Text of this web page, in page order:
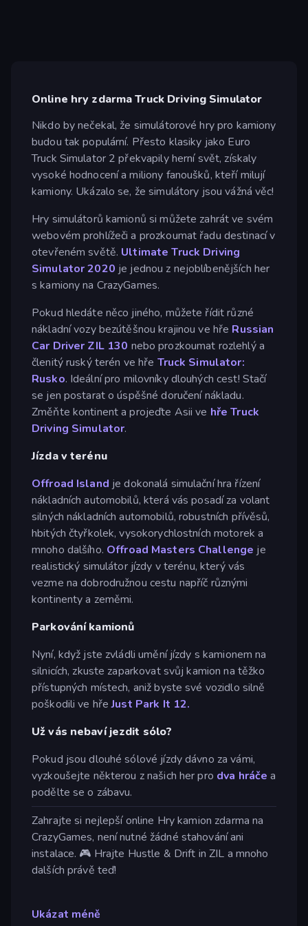
Online hry zdarma Truck Driving Simulator
Nikdo by nečekal, že simulátorové hry pro kamiony
budou tak populární. Přesto klasiky jako Euro
Truck Simulator 2 překvapily herní svět, získaly
vysoké hodnocení a miliony fanoušků, kteří milují
kamiony. Ukázalo se, že simulátory jsou vážná věc!
Hry simulátorů kamionů si můžete zahrát ve svém
webovém prohlížeči a prozkoumat řadu destinací v
otevřeném světě. Ultimate Truck Driving
Simulator 2020 je jednou z nejoblíbenějších her
s kamiony na CrazyGames.
Pokud hledáte něco jiného, můžete řídit různé
nákladní vozy bezútěšnou krajinou ve hře Russian
Car Driver ZIL 130 nebo prozkoumat rozlehlý a
členitý ruský terén ve hře Truck Simulator:
Rusko. Ideální pro milovníky dlouhých cest! Stačí
se jen postarat o úspěšné doručení nákladu.
Změňte kontinent a projeďte Asii ve hře Truck
Driving Simulator.
Jízda v terénu
Offroad Island je dokonalá simulační hra řízení
nákladních automobilů, která vás posadí za volant
silných nákladních automobilů, robustních přívěsů,
hbitých čtyřkolek, vysokorychlostních motorek a
mnoho dalšího. Offroad Masters Challenge je
realistický simulátor jízdy v terénu, který vás
vezme na dobrodružnou cestu napříč různými
kontinenty a zeměmi.
Parkování kamionů
Nyní, když jste zvládli umění jízdy s kamionem na
silnicích, zkuste zaparkovat svůj kamion na těžko
přístupných místech, aniž byste své vozidlo silně
poškodili ve hřeJust Park It 12.
Už vás nebaví jezdit sólo?
Pokud jsou dlouhé sólové jízdy dávno za vámi,
vyzkoušejte některou z našich her pro dva hráče a
podělte se o zábavu.
Zahrajte si nejlepší online Hry kamion zdarma na
CrazyGames, není nutné žádné stahování ani
instalace. 🎮 Hrajte Hustle & Drift in ZIL a mnoho
dalších právě teď!
Ukázat méně